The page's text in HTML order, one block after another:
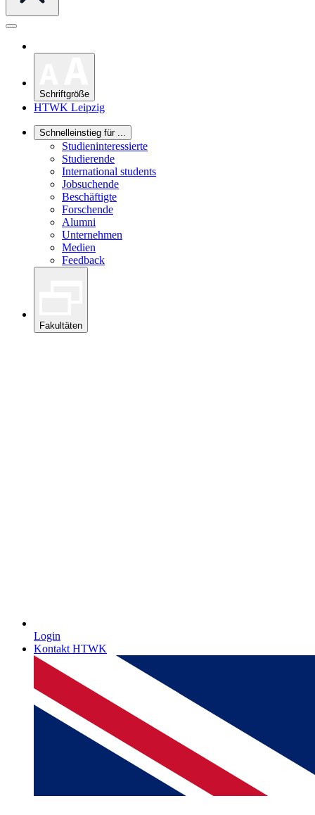
Schriftgröße
HTWK Leipzig
Schnelleinstieg für ...
Studieninteressierte
Studierende
International students
Jobsuchende
Beschäftigte
Forschende
Alumni
Unternehmen
Medien
Feedback
Fakultäten
Login
Kontakt HTWK